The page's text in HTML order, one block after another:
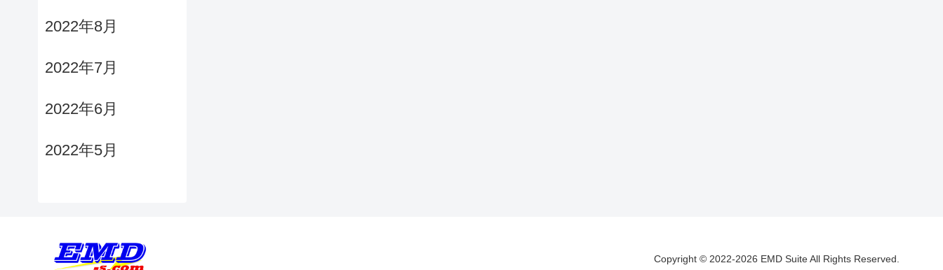
2022年8月
2022年7月
2022年6月
2022年5月
Copyright © 2022-2026 EMD Suite All Rights Reserved.